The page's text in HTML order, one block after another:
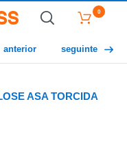
0
anterior seguinte
ASA TORCIDA